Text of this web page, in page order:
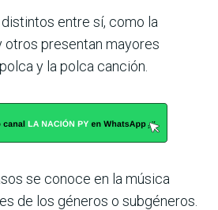
entre sí, como la
otros presentan mayores
y la polca canción.
se conoce en la música
de los géneros o subgéneros.